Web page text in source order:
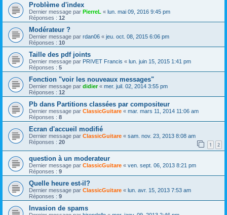
Problème d'index
Dernier message par PierreL « lun. mai 09, 2016 9:45 pm
Réponses : 12
Modérateur ?
Dernier message par rdan06 « jeu. oct. 08, 2015 6:06 pm
Réponses : 10
Taille des pdf joints
Dernier message par PRIVET Francis « lun. juin 15, 2015 1:41 pm
Réponses : 5
Fonction "voir les nouveaux messages"
Dernier message par didier« mer. juil. 02, 2014 3:55 pm
Réponses : 12
Pb dans Partitions classées par compositeur
Dernier message par ClassicGuitare « mar. mars 11, 2014 11:06 am
Réponses : 8
Ecran d'accueil modifié
Dernier message par ClassicGuitare « sam. nov. 23, 2013 8:08 am
Réponses : 20 1 2
question à un moderateur
Dernier message par ClassicGuitare « ven. sept. 06, 2013 8:21 pm
Réponses : 9
Quelle heure est-il?
Dernier message par ClassicGuitare « lun. avr. 15, 2013 7:53 am
Réponses : 9
Invasion de spams